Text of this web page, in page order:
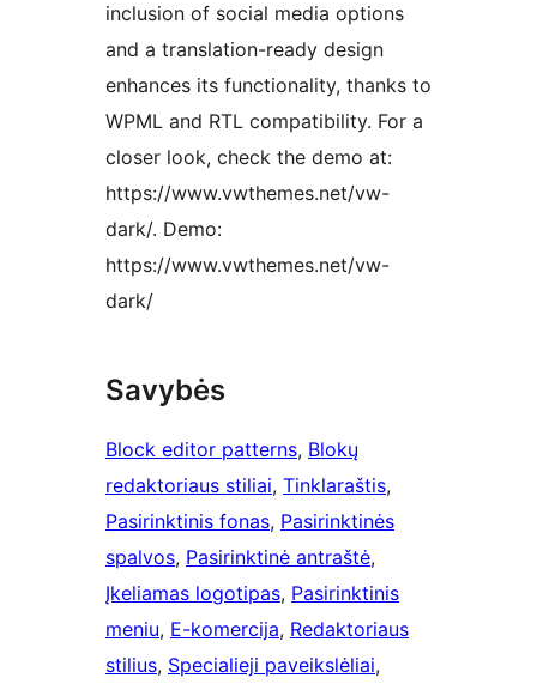
inclusion of social media options
and a translation-ready design
enhances its functionality, thanks to
WPML and RTL compatibility. For a
closer look, check the demo at:
https://www.vwthemes.net/vw-
dark/. Demo:
https://www.vwthemes.net/vw-
dark/
Savybės
Block editor patterns, Blokų
redaktoriaus stiliai, Tinklaraštis
Pasirinktinis fonas, Pasirinktinės
spalvos, Pasirinktinė antraštė
Įkeliamas logotipas, Pasirinktinis
meniu, E-komercija, Redaktoriaus
stilius, Specialieji paveikslėliai